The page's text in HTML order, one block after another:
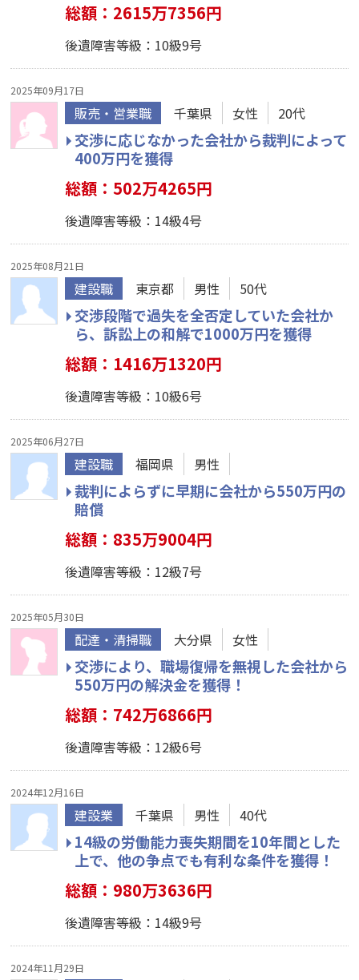
総額：2615万7356円
後遺障害等級：10級9号
2025年09月17日
販売・営業職 千葉県 女性 20代
交渉に応じなかった会社から裁判によって
400万円を獲得
総額：502万4265円
後遺障害等級：14級4号
2025年08月21日
建設職 東京都 男性 50代
交渉段階で過失を全否定していた会社か
ら、訴訟上の和解で1000万円を獲得
総額：1416万1320円
後遺障害等級：10級6号
2025年06月27日
建設職 福岡県 男性
裁判によらずに早期に会社から550万円の
賠償
総額：835万9004円
後遺障害等級：12級7号
2025年05月30日
配達・清掃職 大分県 女性
交渉により、職場復帰を無視した会社から
550万円の解決金を獲得！
総額：742万6866円
後遺障害等級：12級6号
2024年12月16日
建設業 千葉県 男性 40代
14級の労働能力喪失期間を10年間とした
上で、他の争点でも有利な条件を獲得！
総額：980万3636円
後遺障害等級：14級9号
2024年11月29日